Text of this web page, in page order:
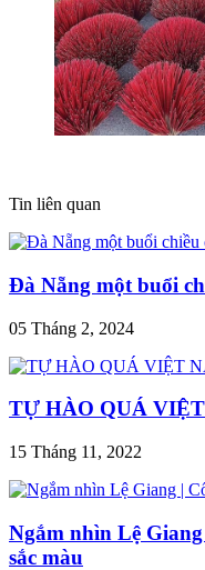
Tin liên quan
Đà Nẵng một buổi
05 Tháng 2, 2024
TỰ HÀO QUÁ
15 Tháng 11, 2022
Ngắm nhìn Lệ
sắc màu